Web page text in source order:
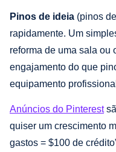
Pinos de ideia (pinos
rapidamente. Um
reforma de uma sala ou
engajamento do que
equipamento
Anúncios do Pinterest
quiser um crescimento
gastos = $100 de